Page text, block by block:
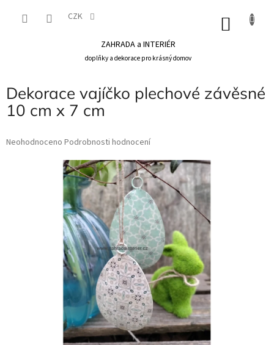
CZK
ZAHRADA a INTERIÉR
doplňky a dekorace pro krásný domov
Dekorace vajíčko plechové závěsné
10 cm x 7 cm
Průměrné
Neohodnoceno Podrobnosti hodnocení